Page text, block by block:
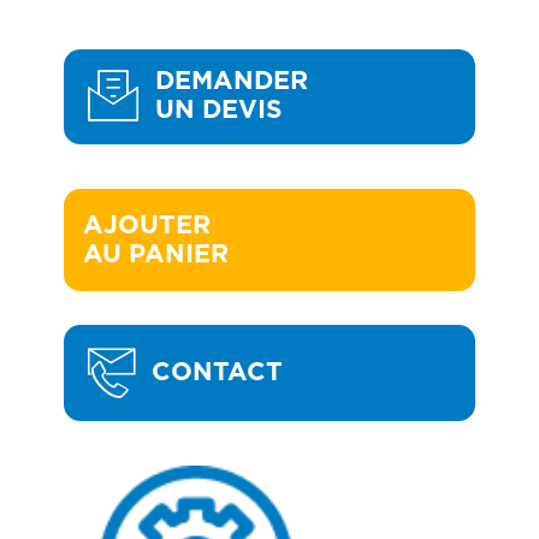
DEMANDER
UN DEVIS
AJOUTER
AU PANIER
CONTACT